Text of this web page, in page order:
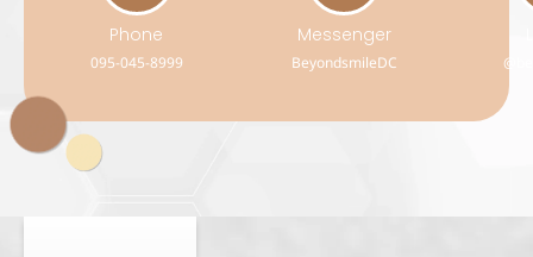
Phone
095-045-8999
Messenger
BeyondsmileDC